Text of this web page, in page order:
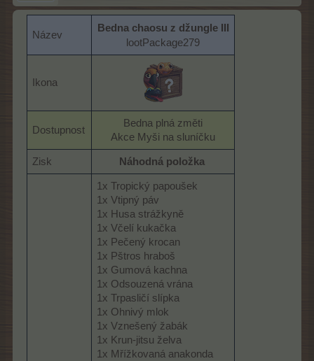
Název
Bedna chaosu z džungle III
lootPackage279
Ikona
Dostupnost
Bedna plná změti
Akce Myši na sluníčku​
Zisk Náhodná položka
1x Tropický papoušek
1x Vtipný páv
1x Husa strážkyně
1x Včelí kukačka
1x Pečený krocan
1x Pštros hraboš
1x Gumová kachna
1x Odsouzená vrána
1x Trpasličí slípka
1x Ohnivý mlok
1x Vznešený žabák
1x Krun-jitsu želva
1x Mřížkovaná anakonda